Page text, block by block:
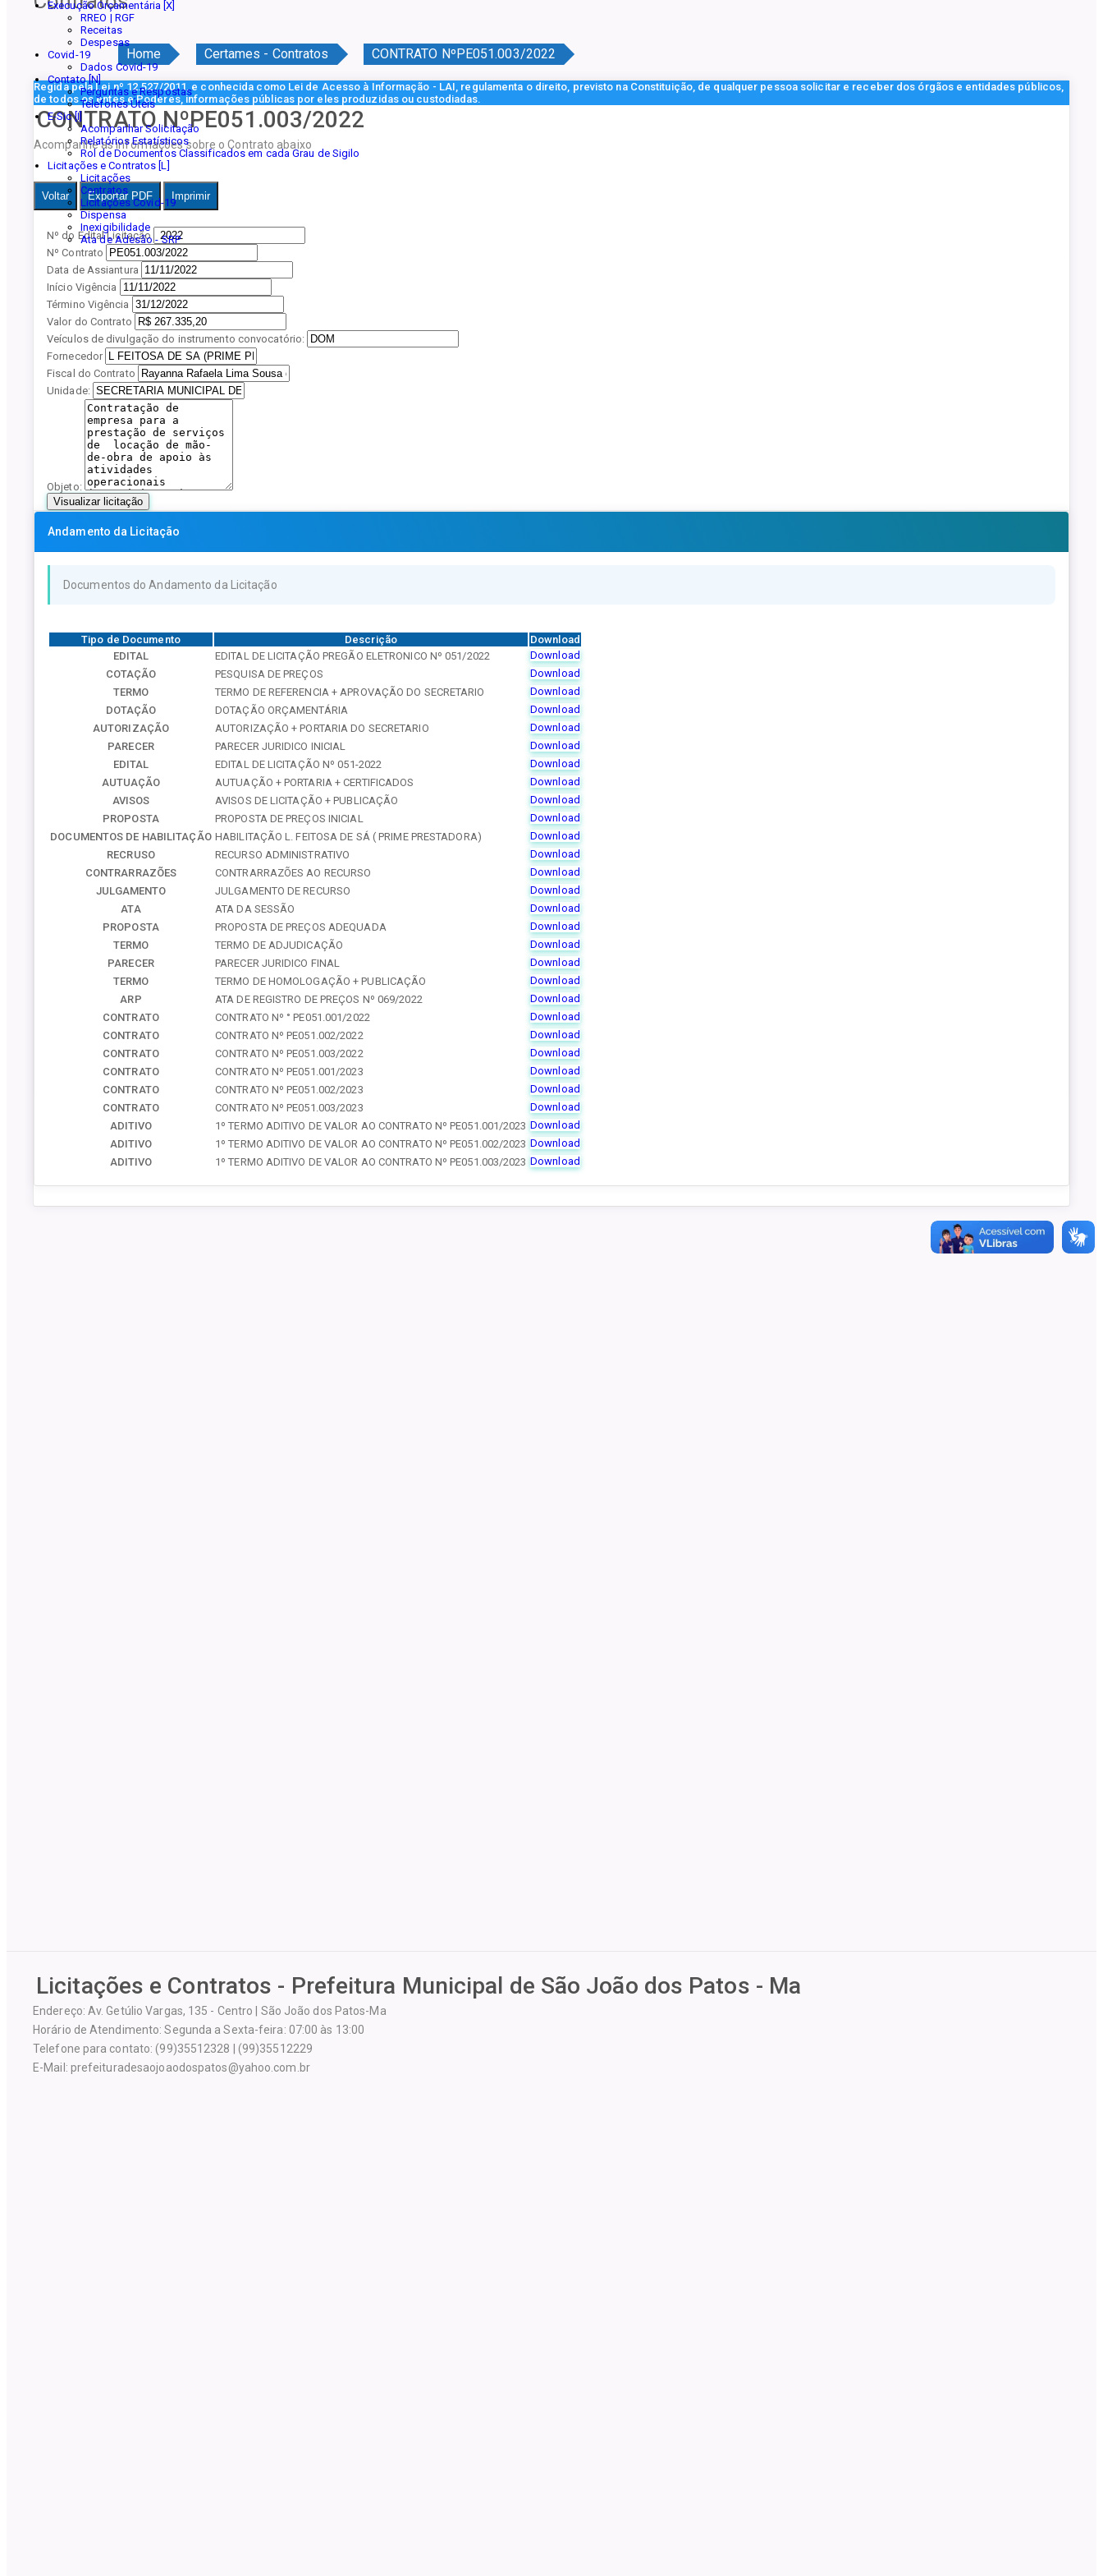
Execução Orçamentária [X]
RREO | RGF
Receitas
Despesas
Covid-19
Dados Covid-19
Contato [N]
Perguntas e Respostas
Telefones Úteis
E-Sic [I]
Acompanhar Solicitação
Relatórios Estatísticos
Rol de Documentos Classificados em cada Grau de Sigilo
Licitações e Contratos [L]
Licitações
Contratos
Licitações Covid-19
Dispensa
Inexigibilidade
Ata de Adesão - SRP
Home Certames - Contratos CONTRATO NºPE051.003/2022
Regida pela Lei nº 12.527/2011, e conhecida como Lei de Acesso à Informação - LAI, regulamenta o direito, previsto na Constituição, de qualquer pessoa solicitar e receber dos órgãos e entidades públicos,
de todos os entes e Poderes, informações públicas por eles produzidas ou custodiadas.
CONTRATO NºPE051.003/2022
Acompanhe as informações sobre o Contrato abaixo
Voltar Exportar PDF Imprimir
Nº do Edital Licitação
Nº Contrato
Data de Assiantura
Início Vigência
Término Vigência
Valor do Contrato
Veículos de divulgação do instrumento convocatório:
Fornecedor
Fiscal do Contrato
Unidade:
Objeto:
Visualizar licitação
Andamento da Licitação
Documentos do Andamento da Licitação
Tipo de Documento Descrição
Download
EDITAL
EDITAL DE LICITAÇÃO PREGÃO ELETRONICO Nº 051/2022
Download
COTAÇÃO
PESQUISA DE PREÇOS
Download
TERMO
TERMO DE REFERENCIA + APROVAÇÃO DO SECRETARIO
Download
DOTAÇÃO
DOTAÇÃO ORÇAMENTÁRIA
Download
AUTORIZAÇÃO
AUTORIZAÇÃO + PORTARIA DO SECRETARIO
Download
PARECER
PARECER JURIDICO INICIAL
Download
EDITAL
EDITAL DE LICITAÇÃO Nº 051-2022
Download
AUTUAÇÃO
AUTUAÇÃO + PORTARIA + CERTIFICADOS
Download
AVISOS
AVISOS DE LICITAÇÃO + PUBLICAÇÃO
Download
PROPOSTA
PROPOSTA DE PREÇOS INICIAL
Download
DOCUMENTOS DE HABILITAÇÃO HABILITAÇÃO L. FEITOSA DE SÁ ( PRIME PRESTADORA)
Download
RECRUSO
RECURSO ADMINISTRATIVO
Download
CONTRARRAZÕES
CONTRARRAZÕES AO RECURSO
Download
JULGAMENTO
JULGAMENTO DE RECURSO
Download
ATA
ATA DA SESSÃO
Download
PROPOSTA
PROPOSTA DE PREÇOS ADEQUADA
Download
TERMO
TERMO DE ADJUDICAÇÃO
Download
PARECER
PARECER JURIDICO FINAL
Download
TERMO
TERMO DE HOMOLOGAÇÃO + PUBLICAÇÃO
Download
ARP
ATA DE REGISTRO DE PREÇOS Nº 069/2022
Download
CONTRATO
CONTRATO Nº ° PE051.001/2022
Download
CONTRATO
CONTRATO Nº PE051.002/2022
Download
CONTRATO
CONTRATO Nº PE051.003/2022
Download
CONTRATO
CONTRATO Nº PE051.001/2023
Download
CONTRATO
CONTRATO Nº PE051.002/2023
Download
CONTRATO
CONTRATO Nº PE051.003/2023
Download
ADITIVO
1º TERMO ADITIVO DE VALOR AO CONTRATO Nº PE051.001/2023 Download
ADITIVO
1º TERMO ADITIVO DE VALOR AO CONTRATO Nº PE051.002/2023 Download
ADITIVO
1º TERMO ADITIVO DE VALOR AO CONTRATO Nº PE051.003/2023 Download
Licitações e Contratos - Prefeitura Municipal de São João dos Patos - Ma
Endereço: Av. Getúlio Vargas, 135 - Centro | São João dos Patos-Ma
Horário de Atendimento: Segunda a Sexta-feira: 07:00 às 13:00
Telefone para contato: (99)35512328 | (99)35512229
E-Mail: prefeituradesaojoaodospatos@yahoo.com.br